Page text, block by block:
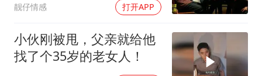
“中国蔬菜之乡”最高温达41.8℃
如何把百年大党建设得更加坚强有力？
靓仔情感 打开APP
小伙刚被甩，父亲就给他
找了个35岁的老女人！